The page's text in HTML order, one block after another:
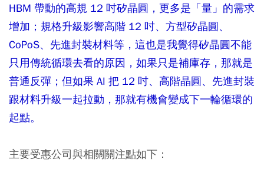
HBM 帶動的高規 12 吋矽晶圓，更多是「量」的需求
增加；規格升級影響高階 12 吋、方型矽晶圓、
CoPoS、先進封裝材料等，這也是我覺得矽晶圓不能
只用傳統循環去看的原因，如果只是補庫存，那就是
普通反彈；但如果 AI 把 12 吋、高階晶圓、先進封裝
跟材料升級一起拉動，那就有機會變成下一輪循環的
起點。
主要受惠公司與相關關注點如下：